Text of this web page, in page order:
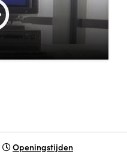
Openingstijden